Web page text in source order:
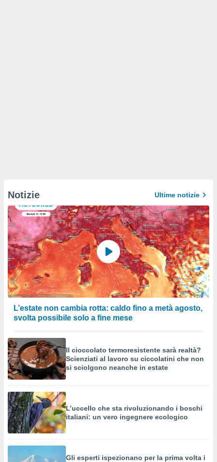
Notizie Ultime notizie
L’estate non cambia rotta: caldo fino a metà agosto,
svolta possibile solo a fine mese
Il cioccolato termoresistente sarà realtà?
Scienziati al lavoro su ciccolatini che non
si sciolgono neanche in estate
L’uccello che sta rivoluzionando i boschi
italiani: un vero ingegnere ecologico
Gli esperti ispezionano per la prima volta i